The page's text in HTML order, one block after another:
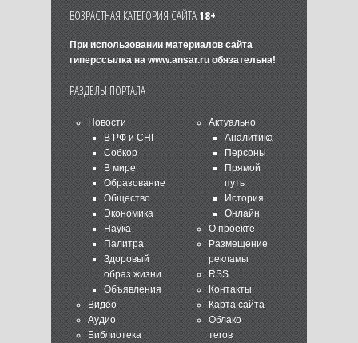
ВОЗРАСТНАЯ КАТЕГОРИЯ САЙТА18+
При использовании материалов сайта
гиперссылка на www.ansar.ruобязательна!
РАЗДЕЛЫ ПОРТАЛА
Новости
В РФ и СНГ
Собкор
В мире
Образование
Общество
Экономика
Наука
Палитра
Здоровый
образ жизни
Объявления
Видео
Аудио
Библиотека
Актуально
Аналитика
Персоны
Прямой
путь
История
Онлайн
О проекте
Размещение
рекламы
RSS
Контакты
Карта сайта
Облако
тегов